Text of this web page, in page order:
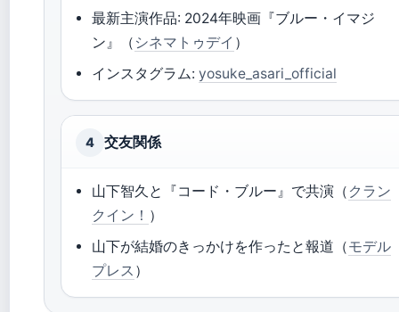
最新主演作品: 2024年映画『ブルー・イマジ
ン』（ シネマトゥデイ ）
インスタグラム:yosuke_asari_official
4 交友関係
山下智久と『コード・ブルー』で共演（ クラン
クイン！ ）
山下が結婚のきっかけを作ったと報道（モデル
プレス ）